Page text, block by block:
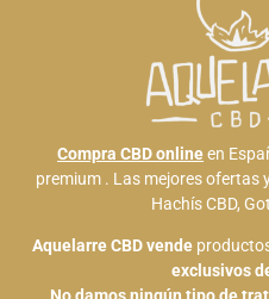
Compra CBD onlineen
premium . Las mejores ofertas
Hachís CBD,
Aquelarre CBDvende
exclusivos